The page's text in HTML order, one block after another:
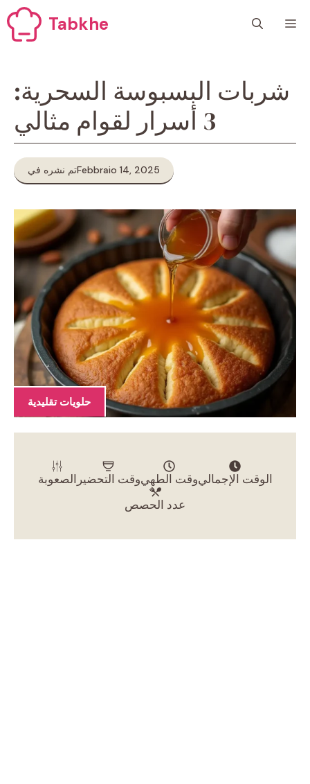
al
contenuto
Tabkhe
شربات البسبوسة السحرية:
3 أسرار لقوام مثالي
تم نشره فيFebbraio 14, 2025
حلويات تقليدية
الصعوبة وقت التحضيروقت الطهيالوقت الإجمالي
عدد الحصص